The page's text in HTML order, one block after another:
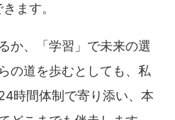
ます。
か、「学習」で未来の選
の道を歩むとしても、私
時間体制で寄り添い、本